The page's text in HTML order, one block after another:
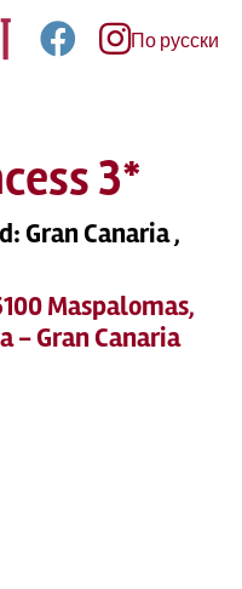
По русски
3*
Gran Canaria ,
Maspalomas,
- Gran Canaria